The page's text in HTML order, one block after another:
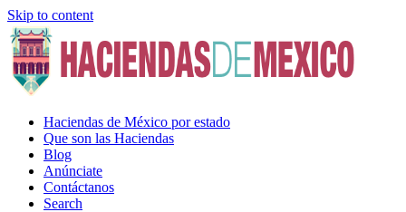
Skip to content
Haciendas de México por estado
Que son las Haciendas
Blog
Anúnciate
Contáctanos
Search